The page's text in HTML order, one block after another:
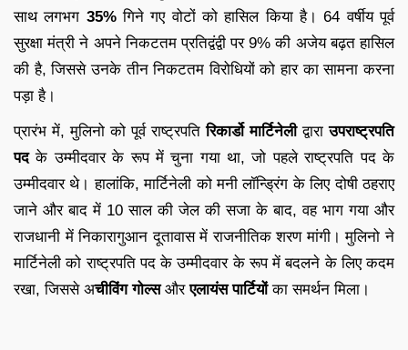
साथ लगभग 35%गिने गए वोटों को हासिल किया है। 64 वर्षीय पूर्व
सुरक्षा मंत्री ने अपने निकटतम प्रतिद्वंद्वी पर 9% की अजेय बढ़त हासिल
की है, जिससे उनके तीन निकटतम विरोधियों को हार का सामना करना
पड़ा है।
प्रारंभ में, मुलिनो को पूर्व राष्ट्रपतिरिकार्डो मार्टिनेलीद्वाराउपराष्ट्रपति
पदके उम्मीदवार के रूप में चुना गया था, जो पहले राष्ट्रपति पद के
उम्मीदवार थे। हालांकि, मार्टिनेली को मनी लॉन्ड्रिंग के लिए दोषी ठहराए
जाने और बाद में 10 साल की जेल की सजा के बाद, वह भाग गया और
राजधानी में निकारागुआन दूतावास में राजनीतिक शरण मांगी। मुलिनो ने
मार्टिनेली को राष्ट्रपति पद के उम्मीदवार के रूप में बदलने के लिए कदम
रखा, जिससे अचीविंग गोल्सऔरएलायंस पार्टियोंका समर्थन मिला।